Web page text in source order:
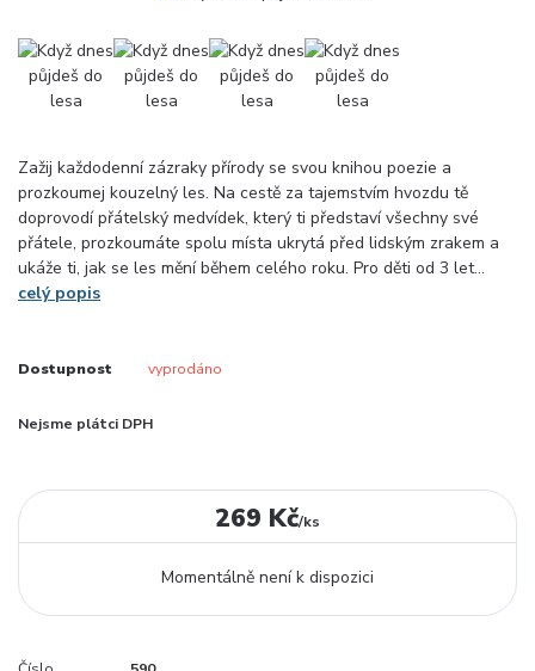
Zažij každodenní zázraky přírody se svou knihou poezie a
prozkoumej kouzelný les. Na cestě za tajemstvím hvozdu tě
doprovodí přátelský medvídek, který ti představí všechny své
přátele, prozkoumáte spolu místa ukrytá před lidským zrakem a
ukáže ti, jak se les mění během celého roku. Pro děti od 3 let...
celý popis
Dostupnost vyprodáno
Nejsme plátci DPH
269 Kč/ks
Momentálně není k dispozici